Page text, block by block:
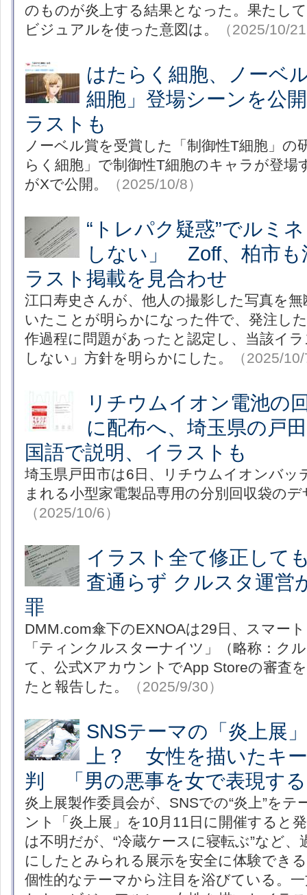
のものが炎上する結果となった。果たし
ビジュアルを使った意図は。
（2025/10/
はたらく細胞、ノーベ
細胞」登場シーンを公
ラストも
ノーベル賞を受賞した「制御性T細胞」の
らく細胞」で制御性T細胞のキャラが登場
がXで公開。
（2025/10/8）
“トレパク疑惑”でルミ
しない」 Zoff、柏市も
ラスト掲載を見合わせ
江口寿史さんが、他人の撮影した写真を
いたことが明らかになった件で、発注し
作過程に問題があったと認定し、当該イ
しない」方針を明らかにした。
（2025/
リチウムイオン電池の
に配布へ、埼玉県の戸
国語で説明、イラストも
埼玉県戸田市は6日、リチウムイオンバッ
まれる小型家電製品専用の分別回収袋の
（2025/10/6）
イラスト全て修正して
査通らず クルスタ運営
罪
DMM.com傘下のEXNOAは29日、スマー
「ティンクルスターナイツ」（略称：ク
て、公式XアカウントでApp Storeの審査
たと報告した。
（2025/9/30）
SNSテーマの「炎上展
上？ 女性を描いたキ
判 「男の悪事を女で表現す
炎上展製作委員会が、SNSでの“炎上”を
ント「炎上展」を10月11日に開催すると
は不明だが、“冷蔵ケースに寝転ぶ”など
にしたとみられる展示を安全に体験でき
個性的なテーマから注目を浴びている。